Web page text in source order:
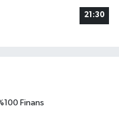
21:30
Finans